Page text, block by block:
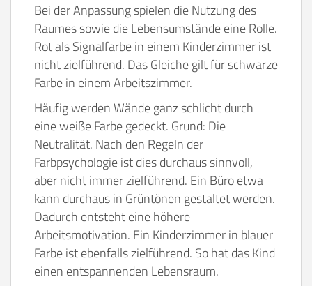
Bei der Anpassung spielen die Nutzung des
Raumes sowie die Lebensumstände eine Rolle.
Rot als Signalfarbe in einem Kinderzimmer ist
nicht zielführend. Das Gleiche gilt für schwarze
Farbe in einem Arbeitszimmer.
Häufig werden Wände ganz schlicht durch
eine weiße Farbe gedeckt. Grund: Die
Neutralität. Nach den Regeln der
Farbpsychologie ist dies durchaus sinnvoll,
aber nicht immer zielführend. Ein Büro etwa
kann durchaus in Grüntönen gestaltet werden.
Dadurch entsteht eine höhere
Arbeitsmotivation. Ein Kinderzimmer in blauer
Farbe ist ebenfalls zielführend. So hat das Kind
einen entspannenden Lebensraum.